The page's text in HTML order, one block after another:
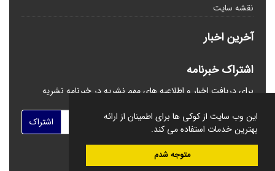
این وب سایت از کوکی ها برای اطمینان از ارائه
بهترین خدمات استفاده می کند.
متوجه شدم
نقشه سایت
آخرین اخبار
اشتراک خبرنامه
برای دریافت اخبار و اطلاعیه های مهم نشریه در خبرنامه نشریه
اشتراک